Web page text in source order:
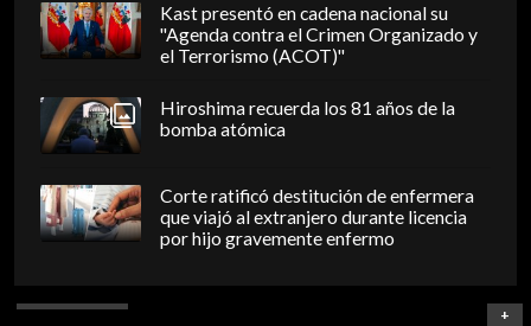
Kast presentó en cadena nacional su
"Agenda contra el Crimen Organizado y
el Terrorismo (ACOT)"
Hiroshima recuerda los 81 años de la
bomba atómica
Corte ratificó destitución de enfermera
que viajó al extranjero durante licencia
por hijo gravemente enfermo
+